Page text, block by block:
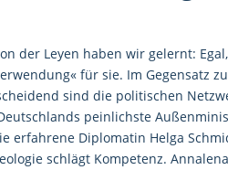
der Leyen haben wir gelernt:
für sie. Im Gegensatz
sind die politischen
peinlichste
erfahrene Diplomatin Helga
schlägt Kompetenz.